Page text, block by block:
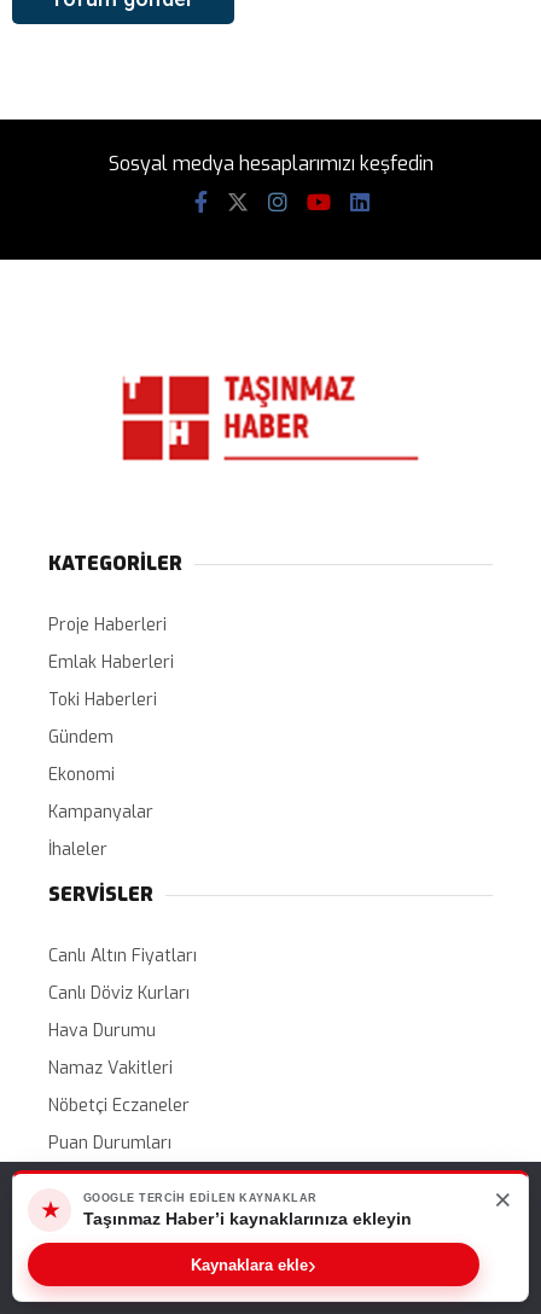
Sosyal medya hesaplarımızı keşfedin
KATEGORİLER
Proje Haberleri
Emlak Haberleri
Toki Haberleri
Gündem
Ekonomi
Kampanyalar
İhaleler
SERVİSLER
Canlı Altın Fiyatları
Canlı Döviz Kurları
Hava Durumu
Namaz Vakitleri
Nöbetçi Eczaneler
Puan Durumları
Etkinlik Takvimi
HAKKIMIZDA
Etkinlik Takvimi
Web sitemizde size en iyi deneyimi sunabilmemiz için çerezleri
kullanıyoruz. Bu siteyi kullanmaya devam ederseniz, bunu kabul
ettiğinizi varsayarız.
Tamam
★
GOOGLE TERCIH EDILEN KAYNAKLAR
Taşınmaz Haber’i kaynaklarınıza ekleyin
Kaynaklara ekle›
×